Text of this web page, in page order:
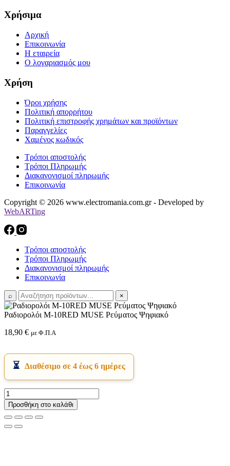
Χρήσιμα
Αρχική
Επικοινωνία
Η εταιρεία
Ο λογαριασμός μου
Χρήση
Όροι χρήσης
Πολιτική απορρήτου
Πολιτική επιστροφής χρημάτων και προϊόντων
Παραγγελίες
Χαμένος κωδικός
Τρόποι αποστολής
Τρόποι Πληρωμής
Διακανονισμοί πληρωμής
Επικοινωνία
Copyright © 2026 www.electromania.com.gr - Developed by
WebARTing
Τρόποι αποστολής
Τρόποι Πληρωμής
Διακανονισμοί πληρωμής
Επικοινωνία
⌕ ×
Ραδιορολόι M-10RED MUSE Ρεύματος Ψηφιακό
18,90 € με Φ.Π.Α
Διαθέσιμο σε 4 έως 6 ημέρες
Ραδιορολόι
M-
10RED
MUSE
Ρεύματος
Προσθήκη στο καλάθι